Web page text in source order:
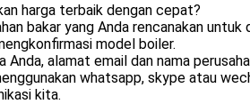
harga terbaik dengan cepat?
bakar yang Anda rencanakan untuk
model boiler.
alamat email dan nama
whatsapp, skype atau
kita.